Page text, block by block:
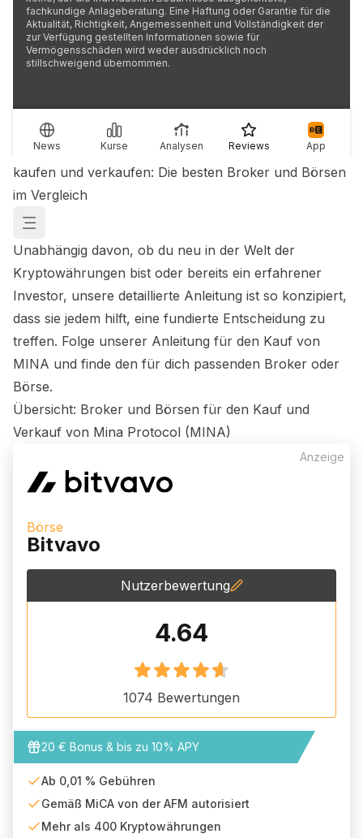
fachkundige Anlageberatung. Eine Haftung oder Garantie für die
Aktualität, Richtigkeit, Angemessenheit und Vollständigkeit der
zur Verfügung gestellten Informationen sowie für
Vermögensschäden wird weder ausdrücklich noch
stillschweigend übernommen.
News Kurse Analysen Reviews App
kaufen und verkaufen: Die besten Broker und Börsen
im Vergleich
Unabhängig davon, ob du neu in der Welt der
Kryptowährungen bist oder bereits ein erfahrener
Investor, unsere detaillierte Anleitung ist so konzipiert,
dass sie jedem hilft, eine fundierte Entscheidung zu
treffen. Folge unserer Anleitung für den Kauf von
MINA und finde den für dich passenden Broker oder
Börse.
Übersicht: Broker und Börsen für den Kauf und
Verkauf von Mina Protocol (MINA)
Anzeige
Börse
Bitvavo
Nutzerbewertung
4.64
1074 Bewertungen
20 € Bonus & bis zu 10% APY
Ab 0,01 % Gebühren
Gemäß MiCA von der AFM autorisiert
Mehr als 400 Kryptowährungen